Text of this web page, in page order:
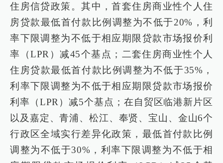
住房信贷政策。其中，首套住房商业性个人住
房贷款最低首付款比例调整为不低于20%，利
率下限调整为不低于相应期限贷款市场报价利
率（LPR）减45个基点；二套住房商业性个人
住房贷款最低首付款比例调整为不低于35%，
利率下限调整为不低于相应期限贷款市场报价
利率（LPR）减5个基点；在自贸区临港新片区
以及嘉定、青浦、松江、奉贤、宝山、金山6个
行政区全域实行差异化政策，最低首付款比例
调整为不低于30%，利率下限调整为不低于相